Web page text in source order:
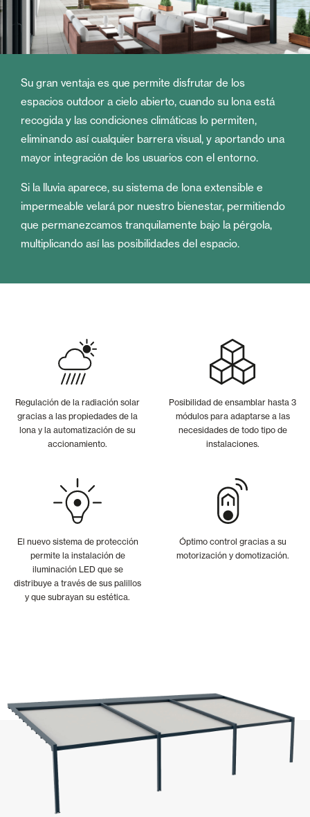
Su gran ventaja es que permite disfrutar de los
espacios outdoor a cielo abierto, cuando su lona está
recogida y las condiciones climáticas lo permiten,
eliminando así cualquier barrera visual, y aportando una
mayor integración de los usuarios con el entorno.
Si la lluvia aparece, su sistema de lona extensible e
impermeable velará por nuestro bienestar, permitiendo
que permanezcamos tranquilamente bajo la pérgola,
multiplicando así las posibilidades del espacio.
Regulación de la radiación solar
gracias a las propiedades de la
lona y la automatización de su
accionamiento.
Posibilidad de ensamblar hasta 3
módulos para adaptarse a las
necesidades de todo tipo de
instalaciones.
El nuevo sistema de protección
permite la instalación de
iluminación LED que se
distribuye a través de sus palillos
y que subrayan su estética.
Óptimo control gracias a su
motorización y domotización.